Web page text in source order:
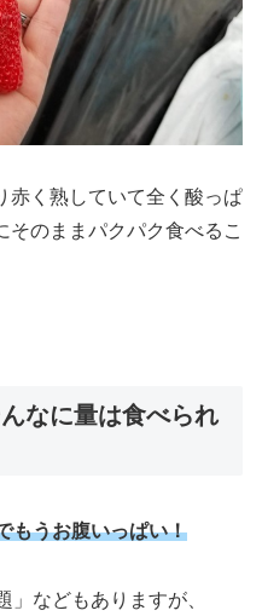
赤く熟していて全く酸っぱ
そのままパクパク食べるこ
なに量は食べられ
もうお腹いっぱい！
などもありますが、